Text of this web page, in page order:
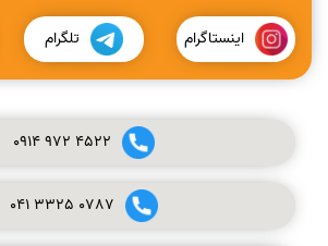
اینستاگرام تلگرام
0914972 4522
041 3325 0787